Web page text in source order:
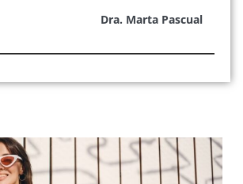
Dra. Marta Pascual